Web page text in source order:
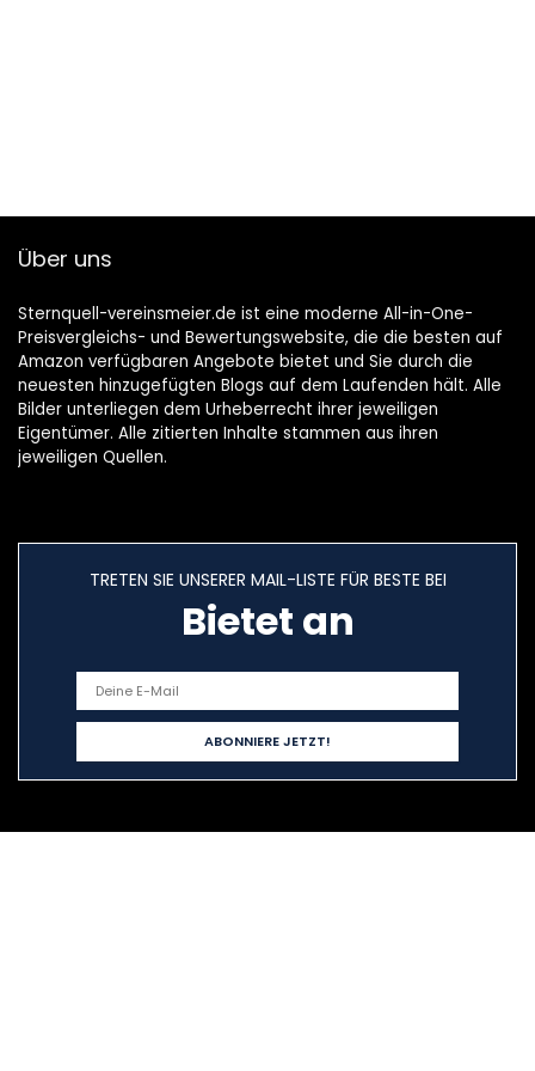
Über uns
Sternquell-vereinsmeier.de ist eine moderne All-in-One-
Preisvergleichs- und Bewertungswebsite, die die besten auf
Amazon verfügbaren Angebote bietet und Sie durch die
neuesten hinzugefügten Blogs auf dem Laufenden hält. Alle
Bilder unterliegen dem Urheberrecht ihrer jeweiligen
Eigentümer. Alle zitierten Inhalte stammen aus ihren
jeweiligen Quellen.
TRETEN SIE UNSERER MAIL-LISTE FÜR BESTE BEI
Bietet an